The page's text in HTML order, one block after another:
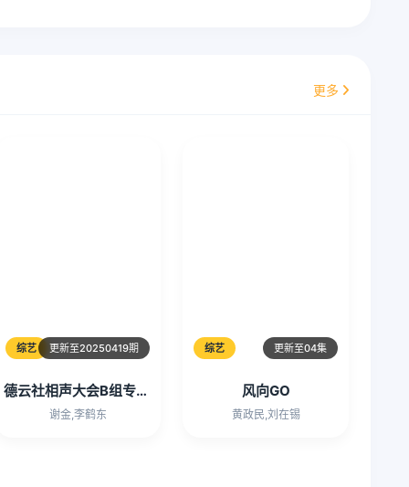
更多
综艺 更新至20250419期
德云社相声大会B组专场演出常熟站2025
谢金,李鹤东
综艺 更新至04集
风向GO
黄政民,刘在锡